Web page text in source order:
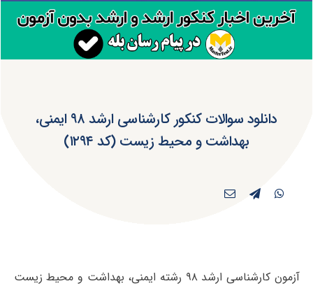
دانلود سوالات کنکور کارشناسی ارشد ۹۸ ایمنی،
بهداشت و محیط زیست (کد ۱۲۹۴)
آزمون کارشناسی ارشد ۹۸ رشته ایمنی، بهداشت و محیط زیست